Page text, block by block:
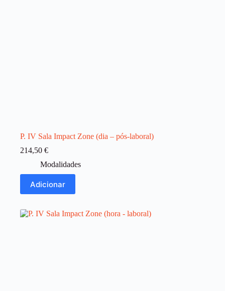
P. IV Sala Impact Zone (dia – pós-laboral)
214,50 €
Modalidades
Adicionar